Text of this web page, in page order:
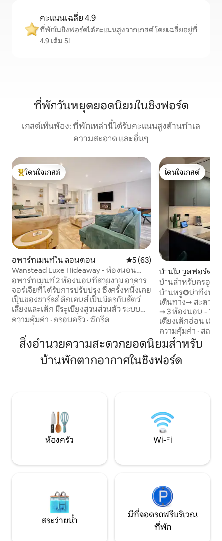
คะแนนเฉลี่ย 4.9
ที่พักในชิงฟอร์ดได้คะแนนสูงจากเกสต์ โดยเฉลี่ยอยู่ที่
4.9 เต็ม 5!
ที่พักวันหยุดยอดนิยมในชิงฟอร์ด
เกสต์เห็นพ้อง: ที่พักเหล่านี้ได้รับคะแนนสูงด้านทำเล
ความสะอาด และอื่นๆ
โดนใจเกสต์ที่สุด
โดนใจเกสต์
อพาร์ทเมนท์ใน ลอนดอน คะแนนเฉลี่ย 5 จาก 5, 63 รีวิว
5 (63)
Wanstead Luxe Hideaway - ห้องนอน
หรูหรา 2 ห้อง
อพาร์ทเมนท์ 2 ห้องนอนที่สวยงาม อาคาร
จอร์เจียที่ได้รับการปรับปรุง ซึ่งครั้งหนึ่งเคย
เป็นของชาร์ลส์ ดิกเคนส์ เป็นมิตรกับสัตว์
เลี้ยงและเด็ก มีระเบียงสวนส่วนตัว ระบบ
ทำความร้อนใต้พื้นทั่วทั้งอพาร์ทเมนท์และ
เครื่องปรับอากาศติดผนังในห้องนอน เดิน 1
นาทีถึงถนนสายหลักและสิ่งอำนวยความ
สะดวกในท้องถิ่น เดิน 5 นาทีถึงสถานีรถไฟ
ใต้ดินสายเซ็นทรัล 2 แห่ง ที่จอดรถ
นอกถนนที่จัดสรรไว้ เหมาะสำหรับการขับ
และสมาร์ททีวีในห้องน้ำ
ความคุ้มค่า · ครอบครัว · ซักรีด
โดนใจเกสต์
โดนใจเกสต์
บ้านใน วูดฟอร์ด
บ้านสำหรับครอบค
ถึงรถไฟ - อ่างน้ำร้
บ้านหรู✪น่าทึ่งพร้
เดินทาง➞ สะดวกจ
➞ 3 ห้องนอน -
เตียงเด็กอ่อน เดิน
ใต้ดิน (0.4 ไมล์) ➞
โดยเฉพาะ ➞ Free
➞ 3 เครื่อง สวน➞
อาหารกลางแจ้ง/
2 ห้อง ➞ 2 ห้องน้ำห้องหนึ่งมีที่อาบน้ำแบบ
ใหญ่พร้อมสนามเ
บริเวณใกล้เคียง
ความคุ้มค่า · สถาน
สิ่งอำนวยความสะดวกยอดนิยมสำหรับ
บ้านพักตากอากาศในชิงฟอร์ด
ห้องครัว Wi-Fi
สระว่ายน้ำ
มีที่จอดรถฟรีบริเวณ
ที่พัก